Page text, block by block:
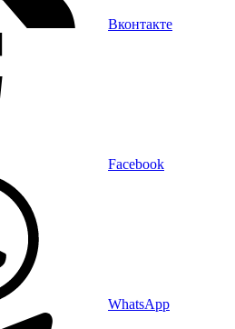
Вконтакте
Facebook
WhatsApp